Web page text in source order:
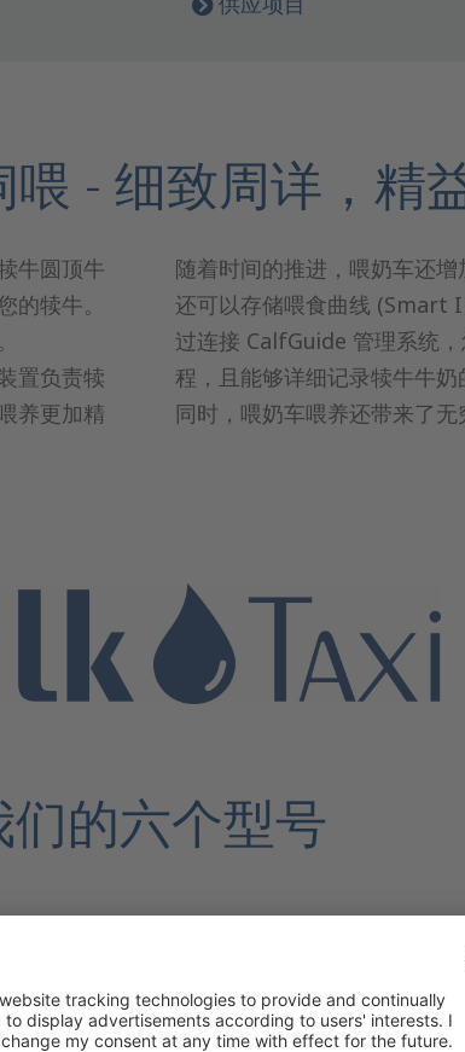
- 细致周详，精
牛圆顶牛
犊牛。
置负责犊
养更加精
随着时间的推进，喂奶车还
还可以存储喂食曲线 (Smart
过连接 CalfGuide 管理系统
程，且能够详细记录犊牛牛奶
同时，喂奶车喂养还带来了无
们的六个型号